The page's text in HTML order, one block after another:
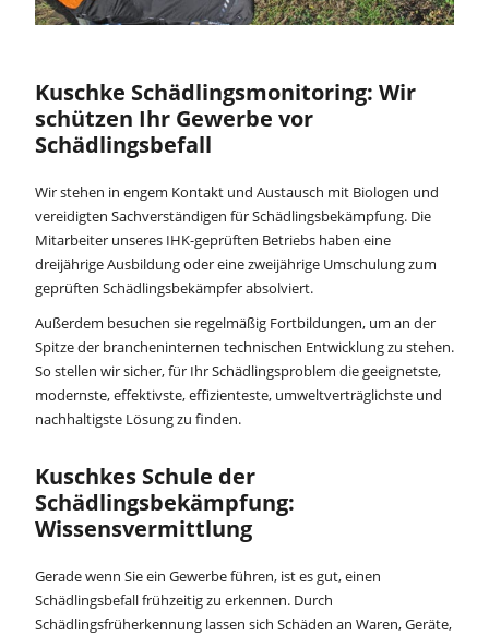
Kuschke Schädlingsmonitoring: Wir
schützen Ihr Gewerbe vor
Schädlingsbefall
Wir stehen in engem Kontakt und Austausch mit Biologen und
vereidigten Sachverständigen für Schädlingsbekämpfung. Die
Mitarbeiter unseres IHK-geprüften Betriebs haben eine
dreijährige Ausbildung oder eine zweijährige Umschulung zum
geprüften Schädlingsbekämpfer absolviert.
Außerdem besuchen sie regelmäßig Fortbildungen, um an der
Spitze der brancheninternen technischen Entwicklung zu stehen.
So stellen wir sicher, für Ihr Schädlingsproblem die geeignetste,
modernste, effektivste, effizienteste, umweltverträglichste und
nachhaltigste Lösung zu finden.
Kuschkes Schule der
Schädlingsbekämpfung:
Wissensvermittlung
Gerade wenn Sie ein Gewerbe führen, ist es gut, einen
Schädlingsbefall frühzeitig zu erkennen. Durch
Schädlingsfrüherkennung lassen sich Schäden an Waren, Geräte,